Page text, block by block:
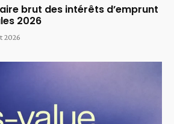
brut des intérêts d’emprunt
2026
2026